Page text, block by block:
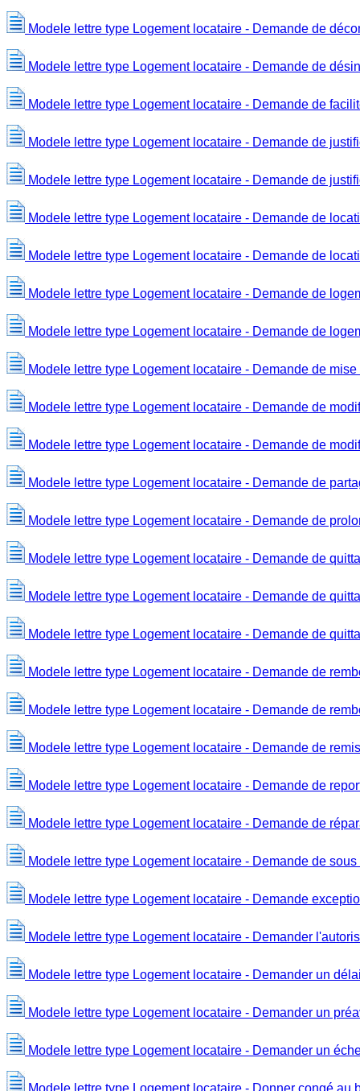
Modele lettre type Logement locataire - Demande de
Modele lettre type Logement locataire - Demande de
Modele lettre type Logement locataire - Demande de
Modele lettre type Logement locataire - Demande de
Modele lettre type Logement locataire - Demande de
Modele lettre type Logement locataire - Demande de
Modele lettre type Logement locataire - Demande de
Modele lettre type Logement locataire - Demande de
Modele lettre type Logement locataire - Demande de
Modele lettre type Logement locataire - Demande de
Modele lettre type Logement locataire - Demande de
Modele lettre type Logement locataire - Demande de
Modele lettre type Logement locataire - Demande de
Modele lettre type Logement locataire - Demande de
Modele lettre type Logement locataire - Demande de
Modele lettre type Logement locataire - Demande de
Modele lettre type Logement locataire - Demande de
Modele lettre type Logement locataire - Demande de
Modele lettre type Logement locataire - Demande de
Modele lettre type Logement locataire - Demande de
Modele lettre type Logement locataire - Demande de
Modele lettre type Logement locataire - Demande de
Modele lettre type Logement locataire - Demande de
Modele lettre type Logement locataire - Demande
Modele lettre type Logement locataire - Demander
Modele lettre type Logement locataire - Demander un
Modele lettre type Logement locataire - Demander un
Modele lettre type Logement locataire - Demander un
Modele lettre type Logement locataire - Donner congé au